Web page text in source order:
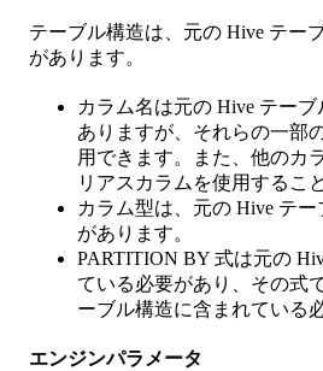
テーブル構造は、元の Hive テー
があります。
カラム名は元の Hive テー
ありますが、それらの一部
用できます。また、他のカ
リアスカラムを使用するこ
カラム型は、元の Hive テ
があります。
PARTITION BY 式は元の
ている必要があり、その式
ーブル構造に含まれている
エンジンパラメータ